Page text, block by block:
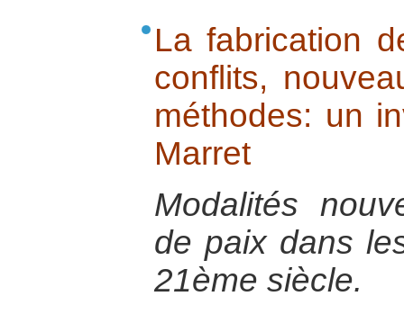
La fabrication
conflits,
méthodes: un
Marret
Modalités
de paix dans
21ème siècle.